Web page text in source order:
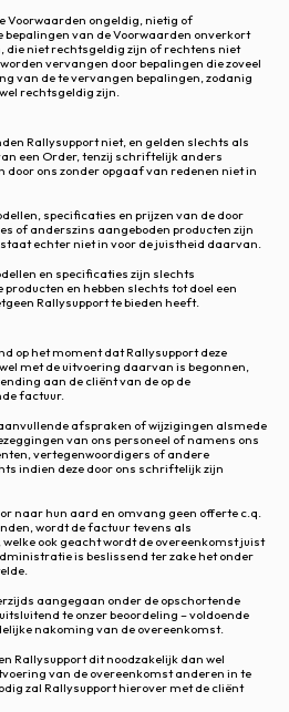
Voorwaarden ongeldig, nietig of
van de Voorwaarden onverkort
die niet rechtsgeldig zijn of rechtens niet
vervangen door bepalingen die zoveel
van de te vervangen bepalingen, zodanig
rechtsgeldig zijn.
Rallysupport niet, en gelden slechts als
een Order, tenzij schriftelijk anders
door ons zonder opgaaf van redenen niet in
specificaties en prijzen van de door
of anderszins aangeboden producten zijn
echter niet in voor de juistheid daarvan.
en specificaties zijn slechts
en hebben slechts tot doel een
Rallysupport te bieden heeft.
op het moment dat Rallysupport deze
met de uitvoering daarvan is begonnen,
aan de cliënt van de op de
factuur.
afspraken of wijzigingen alsmede
van ons personeel of namens ons
vertegenwoordigers of andere
indien deze door ons schriftelijk zijn
naar hun aard en omvang geen offerte c.q.
wordt de factuur tevens als
ook geacht wordt de overeenkomst juist
is beslissend ter zake het onder
aangegaan onder de opschortende
te onzer beoordeling – voldoende
nakoming van de overeenkomst.
Rallysupport dit noodzakelijk dan wel
van de overeenkomst anderen in te
zal Rallysupport hierover met de cliënt